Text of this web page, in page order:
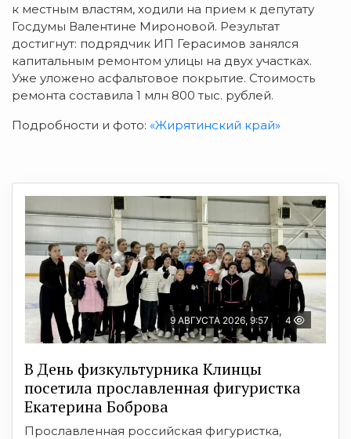
к местным властям, ходили на прием к депутату
Госдумы Валентине Мироновой. Результат
достигнут: подрядчик ИП Герасимов занялся
капитальным ремонтом улицы на двух участках.
Уже уложено асфальтовое покрытие. Стоимость
ремонта составила 1 млн 800 тыс. рублей.
Подробности и фото: «Жирятинский край»
9 АВГУСТА 2026, 9:57 4
В День физкультурника Клинцы
посетила прославленная фигуристка
Екатерина Боброва
Прославленная российская фигуристка,